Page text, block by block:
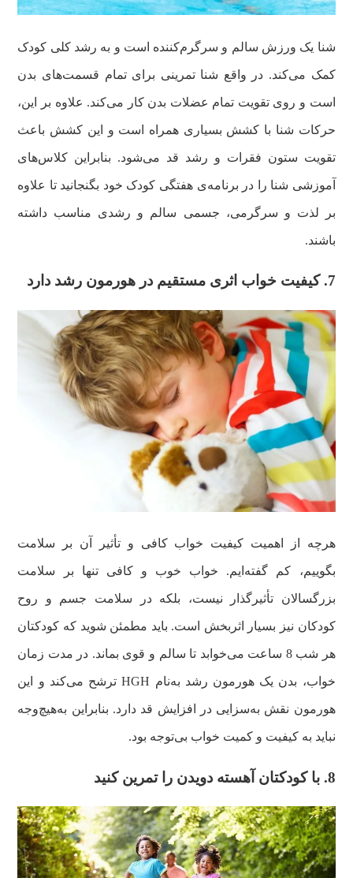
شنا یک ورزش سالم و سرگرم‌کننده است و به رشد کلی کودک
کمک می‌کند. در واقع شنا تمرینی برای تمام قسمت‌های بدن
است و روی تقویت تمام عضلات بدن کار می‌کند. علاوه بر این،
حرکات شنا با کشش بسیاری همراه است و این کشش باعث
تقویت ستون فقرات و رشد قد می‌شود. بنابراین کلاس‌های
آموزشی شنا را در برنامه‌ی هفتگی کودک خود بگنجانید تا علاوه
بر لذت و سرگرمی، جسمی سالم و رشدی مناسب داشته
باشند.
7. کیفیت خواب اثری مستقیم در هورمون رشد دارد
هرچه از اهمیت کیفیت خواب کافی و تأثیر آن بر سلامت
بگوییم، کم گفته‌ایم. خواب خوب و کافی تنها بر سلامت
بزرگسالان تأثیرگذار نیست، بلکه در سلامت جسم و روح
کودکان نیز بسیار اثربخش است. باید مطمئن شوید که کودکتان
هر شب 8 ساعت می‌خوابد تا سالم و قوی بماند. در مدت زمان
خواب، بدن یک هورمون رشد به‌نام HGH ترشح می‌کند و این
هورمون نقش به‌سزایی در افزایش قد دارد. بنابراین به‌هیچ‌وجه
نباید به کیفیت و کمیت خواب بی‌توجه بود.
8. با کودکتان آهسته دویدن را تمرین کنید